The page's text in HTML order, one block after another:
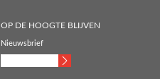
OP DE HOOGTE BLIJVEN
Nieuwsbrief